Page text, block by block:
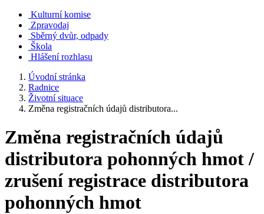
Kulturní komise
Zpravodaj
Sběrný dvůr, odpady
Škola
Hlášení rozhlasu
Úvodní stránka
Radnice
Životní situace
Změna registračních údajů distributora...
Změna registračních údajů
distributora pohonných hmot /
zrušení registrace distributora
pohonných hmot